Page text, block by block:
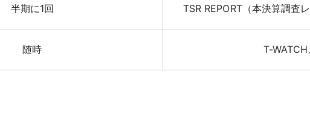
半期に1回 TSR REPORT（本決算調査
随時 T-WATCH